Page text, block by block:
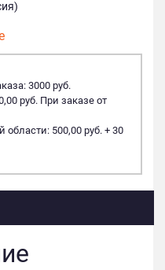
3000 руб.
руб. При заказе от
500,00 руб. + 30